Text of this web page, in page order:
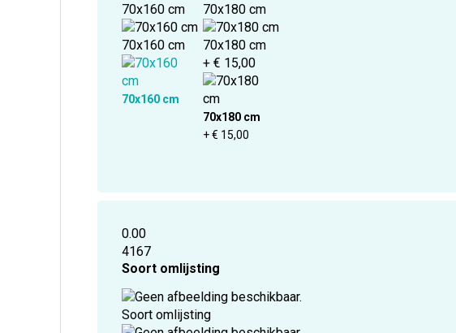
70x160 cm
70x160 cm
70x160 cm
70x180 cm
70x180 cm
+ € 15,00
70x180 cm
+ € 15,00
0.00
4167
Soort omlijsting
Soort omlijsting